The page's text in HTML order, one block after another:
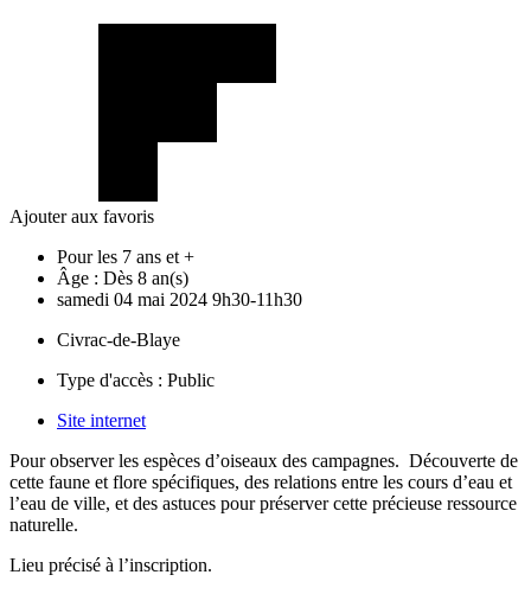
Ajouter aux favoris
Pour les 7 ans et +
Âge : Dès 8 an(s)
samedi 04 mai 2024 9h30-11h30
Civrac-de-Blaye
Type d'accès : Public
Site internet
Pour observer les espèces d’oiseaux des campagnes. Découverte de
cette faune et flore spécifiques, des relations entre les cours d’eau et
l’eau de ville, et des astuces pour préserver cette précieuse ressource
naturelle.
Lieu précisé à l’inscription.